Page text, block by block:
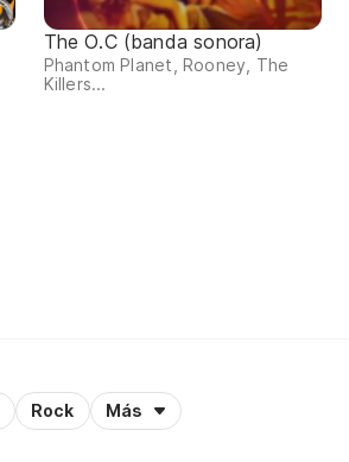
The O.C (banda sonora)
Phantom Planet, Rooney, The
Killers...
Rock Más